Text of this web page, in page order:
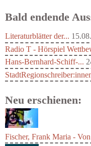
Bald endende
Literaturblätter der...
Radio T - Hörspiel
Hans-Bernhard-Schiff-...
Neu erschienen: